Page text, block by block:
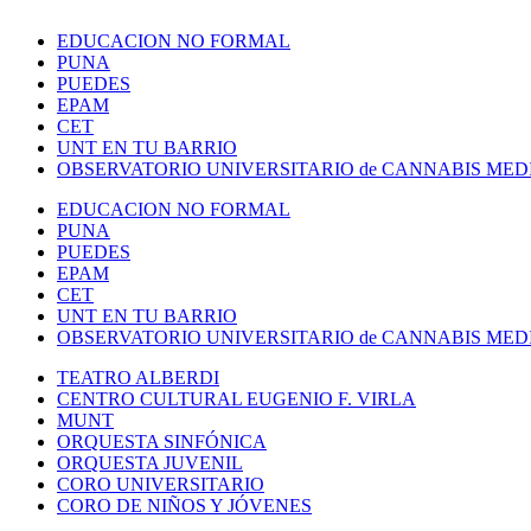
EDUCACION NO FORMAL
PUNA
PUEDES
EPAM
CET
UNT EN TU BARRIO
OBSERVATORIO UNIVERSITARIO de CANNABIS
EDUCACION NO FORMAL
PUNA
PUEDES
EPAM
CET
UNT EN TU BARRIO
OBSERVATORIO UNIVERSITARIO de CANNABIS
TEATRO ALBERDI
CENTRO CULTURAL EUGENIO F. VIRLA
MUNT
ORQUESTA SINFÓNICA
ORQUESTA JUVENIL
CORO UNIVERSITARIO
CORO DE NIÑOS Y JÓVENES